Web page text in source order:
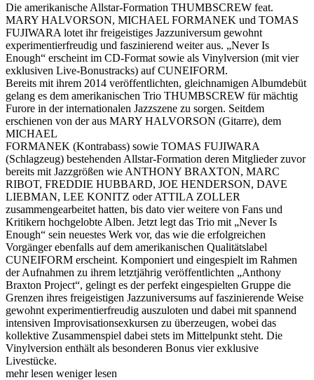
Die amerikanische Allstar-Formation THUMBSCREW feat.
MARY HALVORSON, MICHAEL FORMANEK und TOMAS
FUJIWARA lotet ihr freigeistiges Jazzuniversum gewohnt
experimentierfreudig und faszinierend weiter aus. „Never Is
Enough“ erscheint im CD-Format sowie als Vinylversion (mit vier
exklusiven Live-Bonustracks) auf CUNEIFORM.
Bereits mit ihrem 2014 veröffentlichten, gleichnamigen Albumdebüt
gelang es dem amerikanischen Trio THUMBSCREW für mächtig
Furore in der internationalen Jazzszene zu sorgen. Seitdem
erschienen von der aus MARY HALVORSON (Gitarre), dem
MICHAEL
FORMANEK (Kontrabass) sowie TOMAS FUJIWARA
(Schlagzeug) bestehenden Allstar-Formation deren Mitglieder zuvor
bereits mit Jazzgrößen wie ANTHONY BRAXTON, MARC
RIBOT, FREDDIE HUBBARD, JOE HENDERSON, DAVE
LIEBMAN, LEE KONITZ oder ATTILA ZOLLER
zusammengearbeitet hatten, bis dato vier weitere von Fans und
Kritikern hochgelobte Alben. Jetzt legt das Trio mit „Never Is
Enough“ sein neuestes Werk vor, das wie die erfolgreichen
Vorgänger ebenfalls auf dem amerikanischen Qualitätslabel
CUNEIFORM erscheint. Komponiert und eingespielt im Rahmen
der Aufnahmen zu ihrem letztjährig veröffentlichten „Anthony
Braxton Project“, gelingt es der perfekt eingespielten Gruppe die
Grenzen ihres freigeistigen Jazzuniversums auf faszinierende Weise
gewohnt experimentierfreudig auszuloten und dabei mit spannend
intensiven Improvisationsexkursen zu überzeugen, wobei das
kollektive Zusammenspiel dabei stets im Mittelpunkt steht. Die
Vinylversion enthält als besonderen Bonus vier exklusive
Livestücke.
mehr lesen weniger lesen